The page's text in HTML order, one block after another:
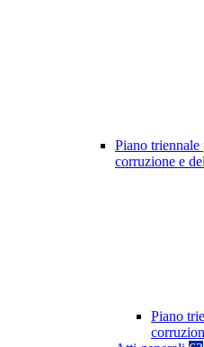
Piano triennale
corruzione e
Piano